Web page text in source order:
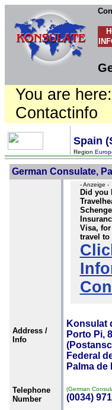
You are here:
Contactinfo
Spain
Region
German Consulate,
- Anzeige -
Did you
Visa,
travel to
Address /
Info
Konsulat
Porto Pi,
Federal
Palma de
Telephone
Number
(German
(0034)